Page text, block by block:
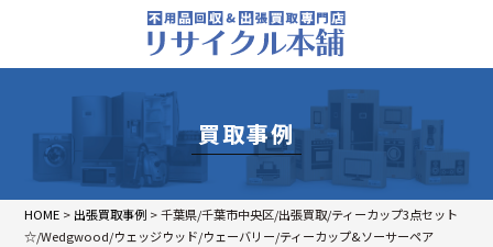
買取事例
HOME > 出張買取事例 >千葉県/千葉市中央区/出張買取/ティーカップ3点セット
☆/Wedgwood/ウェッジウッド/ウェーバリー/ティーカップ&ソーサーペア